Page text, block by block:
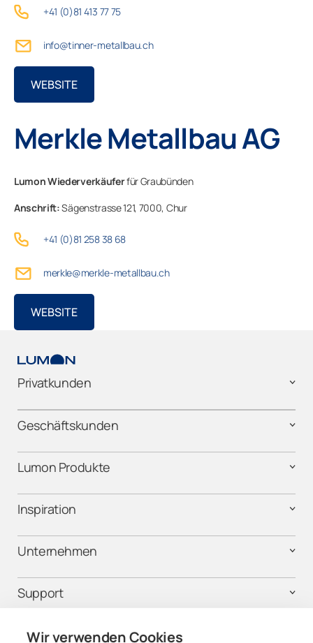
Wir verwenden Cookies
Neuchâtel
Nidwalden
Obwalden
Schaffhausen
St. Gallen
Tessin/Ticino
Thurgau
Uri
Zug
Zürich
+41 (0)81 413 77 75
info@tinner-metallbau.ch
WEBSITE
Merkle Metallbau AG
Lumon Wiederverkäuferfür Graubünden
Anschrift:Sägenstrasse 121, 7000, Chur
+41 (0)81 258 38 68
merkle@merkle-metallbau.ch
WEBSITE
Privatkunden
Geschäftskunden
Lumon Produkte
Inspiration
Unternehmen
Support
Rechtliches